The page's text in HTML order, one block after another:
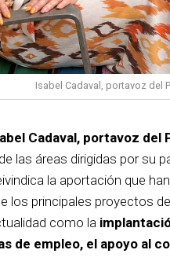
Isabel Cadaval, portavoz del
Cadaval, portavoz del
las áreas dirigidas por su
la aportación que
los principales proyectos
como la
de empleo, el apoyo al